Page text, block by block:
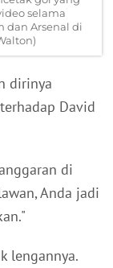
selama
dan Arsenal di
dirinya
David
di
Anda jadi
lengannya.